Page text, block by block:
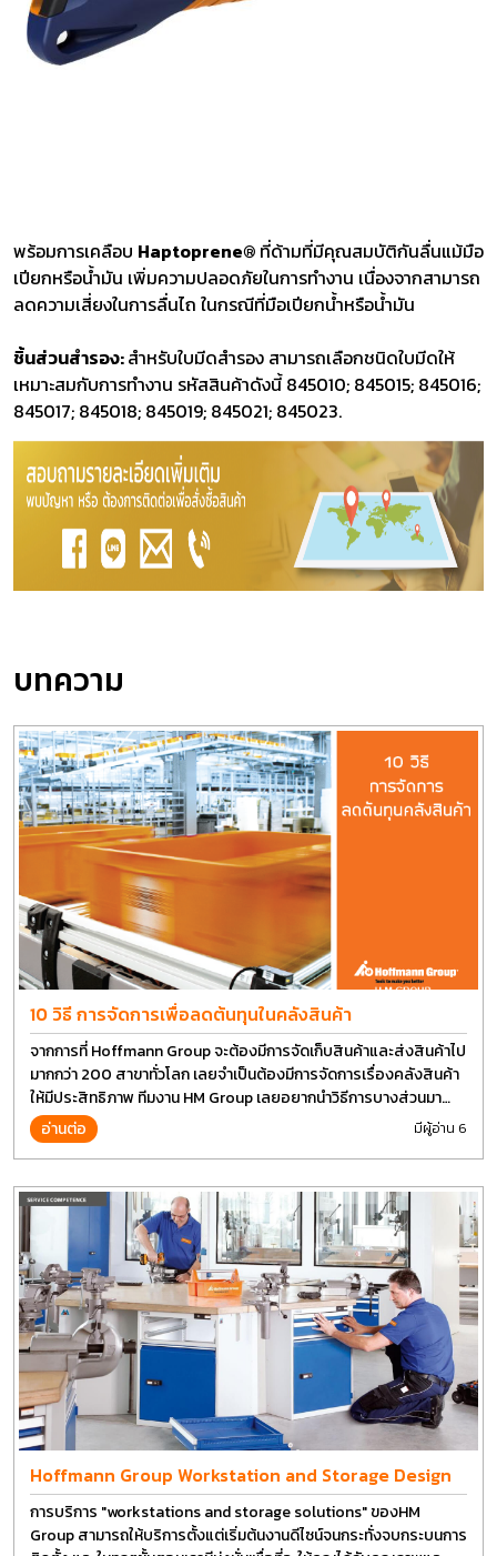
พร้อมการเคลือบ Haptoprene® ที่ด้ามที่มีคุณสมบัติกันลื่นแม้มือ
เปียกหรือน้ำมัน เพิ่มความปลอดภัยในการทำงาน เนื่องจากสามารถ
ลดความเสี่ยงในการลื่นไถ ในกรณีที่มือเปียกน้ำหรือน้ำมัน
ชิ้นส่วนสำรอง:สำหรับใบมีดสำรอง สามารถเลือกชนิดใบมีดให้
เหมาะสมกับการทำงาน รหัสสินค้าดังนี้ 845010; 845015; 845016;
845017; 845018; 845019; 845021; 845023.
บทความ
10 วิธี การจัดการเพื่อลดต้นทุนในคลังสินค้า
จากการที่ Hoffmann Group จะต้องมีการจัดเก็บสินค้าและส่งสินค้าไป
มากกว่า 200 สาขาทั่วโลก เลยจำเป็นต้องมีการจัดการเรื่องคลังสินค้า
ให้มีประสิทธิภาพ ทีมงาน HM Group เลยอยากนำวิธีการบางส่วนมา
แบ่งปันกัน
อ่านต่อ มีผู้อ่าน 6
Hoffmann Group Workstation and Storage Design
การบริการ "workstations and storage solutions" ของHM
Group สามารถให้บริการตั้งแต่เริ่มต้นงานดีไซน์จนกระทั่งจบกระบนการ